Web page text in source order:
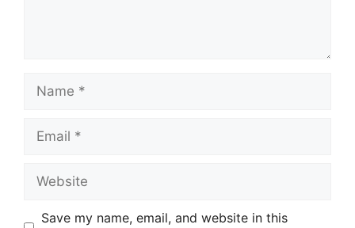
Save my name, email, and website in this